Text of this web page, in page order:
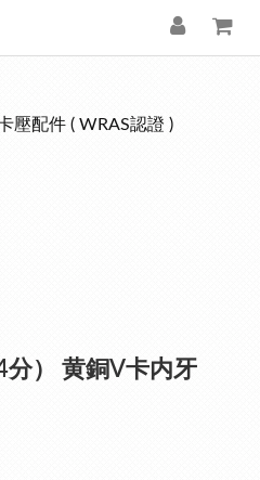
壓配件 ( WRAS認證 )
分） 黄銅V卡内牙